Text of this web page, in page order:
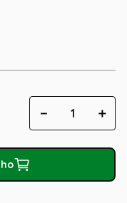
＋
－